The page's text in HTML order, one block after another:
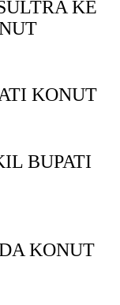
KE
KONUT
BUPATI
KONUT